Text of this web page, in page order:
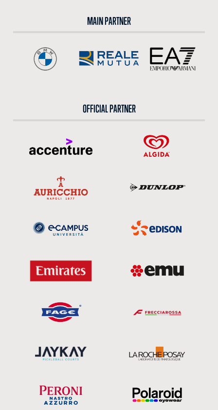
MAIN PARTNER
OFFICIAL PARTNER